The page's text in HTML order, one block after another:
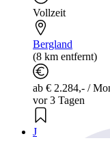
Vollzeit
Bergland
(8 km entfernt)
ab € 2.284,- /
vor 3 Tagen
J